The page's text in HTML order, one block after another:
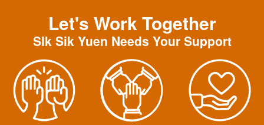
Let's Work Together
SIk Sik Yuen Needs Your Support